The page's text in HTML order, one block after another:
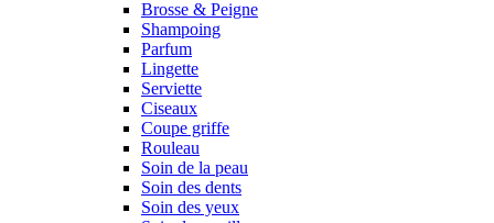
Brosse & Peigne
Shampoing
Parfum
Lingette
Serviette
Ciseaux
Coupe griffe
Rouleau
Soin de la peau
Soin des dents
Soin des yeux